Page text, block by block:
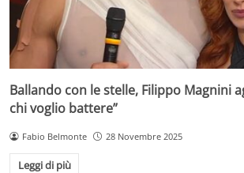
Ballando con le stelle, Filippo Magnini
chi voglio battere”
Fabio Belmonte 28 Novembre 2025
Leggi di più